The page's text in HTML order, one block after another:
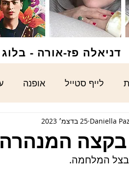
דניאלה פז-אורה -
לייף סטייל אופנה
בקצה המנהרה
Daniella 25 בדצמ׳ 2023
המלחמה.